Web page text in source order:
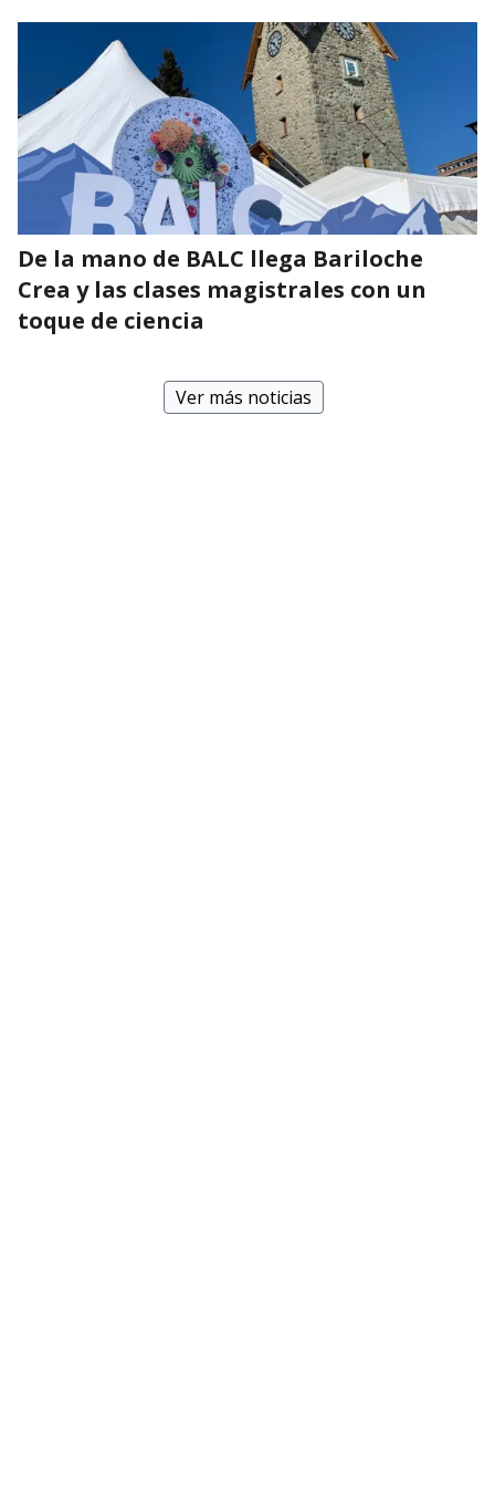
De la mano de BALC llega Bariloche
Crea y las clases magistrales con un
toque de ciencia
Ver más noticias